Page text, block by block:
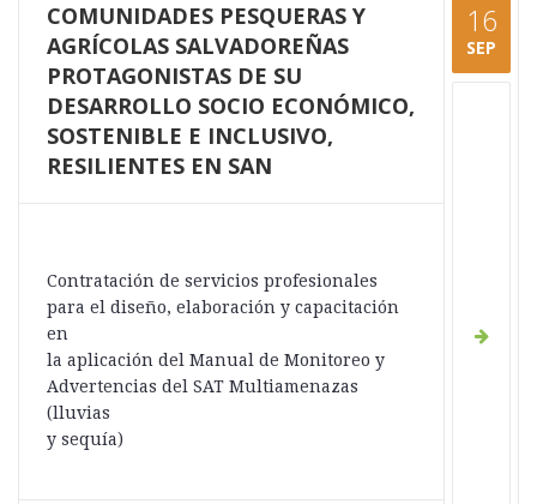
COMUNIDADES PESQUERAS Y
AGRÍCOLAS SALVADOREÑAS
PROTAGONISTAS DE SU
DESARROLLO SOCIO ECONÓMICO,
SOSTENIBLE E INCLUSIVO,
RESILIENTES EN SAN
Contratación de servicios profesionales
para el diseño, elaboración y capacitación
en
la aplicación del Manual de Monitoreo y
Advertencias del SAT Multiamenazas
(lluvias
y sequía)
16
SEP